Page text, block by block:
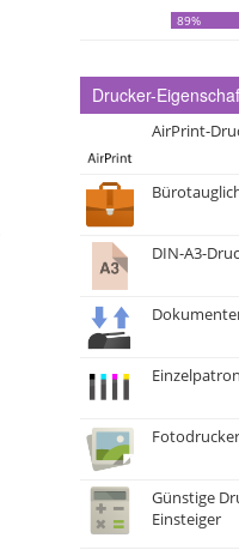
89%
Drucker-
AirPrint-
DIN-A3-
Fotodrucker
Günstige
Einsteiger